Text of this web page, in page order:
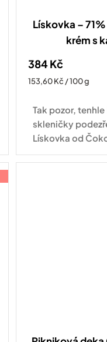
Lískovka –
krém s
384 Kč
Měrná
153,60 Kč / 100 g
Tak pozor, tenhle
skleničky
Lískovka od
JANEK obsahuje
vybraných